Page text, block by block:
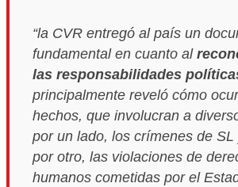
“la CVR entregó al país un
fundamental en cuanto al
las responsabilidades
principalmente reveló cómo
hechos, que involucran a
por un lado, los crímenes de SL
por otro, las violaciones de
humanos cometidas por el